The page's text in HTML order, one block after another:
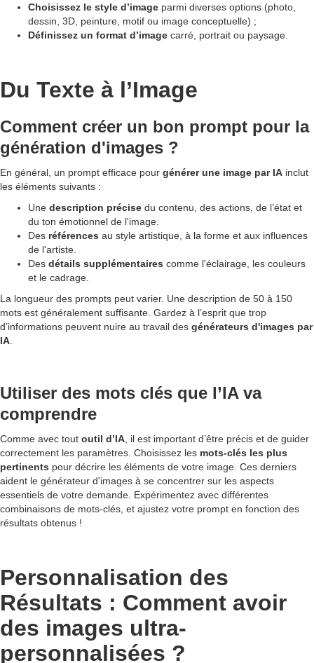
Choisissez le style d’image parmi diverses options (photo,
dessin, 3D, peinture, motif ou image conceptuelle) ;
Définissez un format d’image carré, portrait ou paysage.
Du Texte à l’Image
Comment créer un bon prompt pour la
génération d'images ?
En général, un prompt efficace pour générer une image par IA inclut
les éléments suivants :
Une description précise du contenu, des actions, de l’état et
du ton émotionnel de l'image.
Des références au style artistique, à la forme et aux influences
de l'artiste.
Des détails supplémentaires comme l'éclairage, les couleurs
et le cadrage.
La longueur des prompts peut varier. Une description de 50 à 150
mots est généralement suffisante. Gardez à l’esprit que trop
d’informations peuvent nuire au travail des générateurs d'images par
IA
Utiliser des mots clés que l’IA va
comprendre
Comme avec tout outil d’IA , il est important d’être précis et de guider
correctement les paramètres. Choisissez les mots-clés les plus
pertinents pour décrire les éléments de votre image. Ces derniers
aident le générateur d'images à se concentrer sur les aspects
essentiels de votre demande. Expérimentez avec différentes
combinaisons de mots-clés, et ajustez votre prompt en fonction des
résultats obtenus !
Personnalisation des
Résultats : Comment avoir
des images ultra-
personnalisées ?